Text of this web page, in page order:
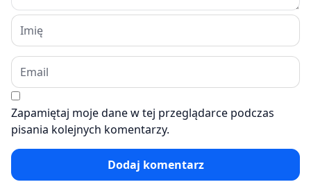
Zapamiętaj moje dane w tej przeglądarce podczas
pisania kolejnych komentarzy.
Dodaj komentarz